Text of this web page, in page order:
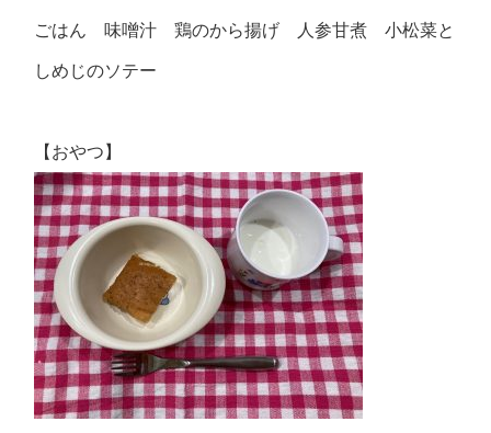
ごはん 味噌汁 鶏のから揚げ 人参甘煮 小松菜と
しめじのソテー
【おやつ】